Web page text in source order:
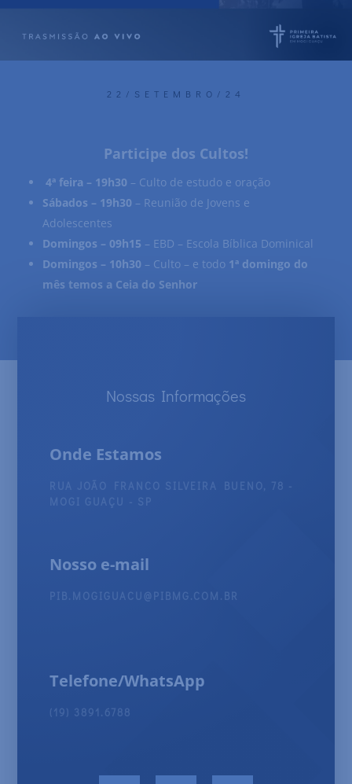
22/SETEMBRO/24
Participe dos Cultos!
4ª feira – 19h30 – Culto de estudo e oração
Sábados – 19h30 – Reunião de Jovens e
Adolescentes
Domingos – 09h15 – EBD – Escola Bíblica Dominical
Domingos – 10h30 – Culto – e todo 1ª domingo do
mês temos a Ceia do Senhor
Nossas Informações
Onde Estamos
RUA JOÃO FRANCO SILVEIRA BUENO, 78 -
MOGI GUAÇU - SP
Nosso e-mail
PIB.MOGIGUACU@PIBMG.COM.BR
Telefone/WhatsApp
(19) 3891.6788